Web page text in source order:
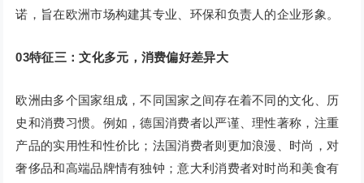
诺，旨在欧洲市场构建其专业、环保和负责人的企业形象。
03特征三：文化多元，消费偏好差异大
欧洲由多个国家组成，不同国家之间存在着不同的文化、历
史和消费习惯。例如，德国消费者以严谨、理性著称，注重
产品的实用性和性价比；法国消费者则更加浪漫、时尚，对
奢侈品和高端品牌情有独钟；意大利消费者对时尚和美食有